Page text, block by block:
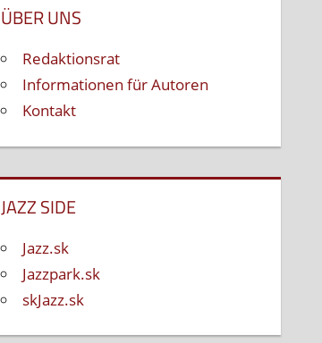
ÜBER UNS
Redaktionsrat
Informationen für Autoren
Kontakt
JAZZ SIDE
Jazz.sk
Jazzpark.sk
skJazz.sk